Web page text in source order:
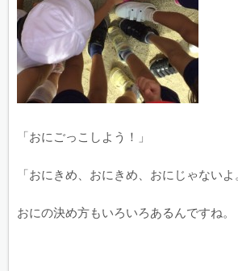
「おにごっこしよう！」
「おにきめ、おにきめ、おにじゃないよ
おにの決め方もいろいろあるんですね。